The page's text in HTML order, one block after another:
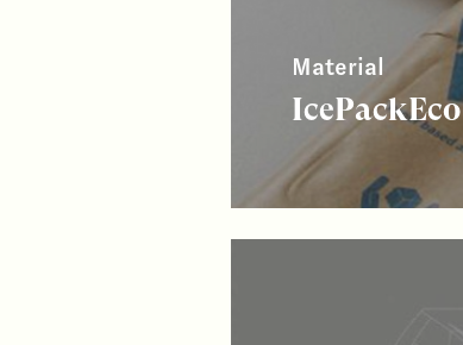
Material
IcePackEco